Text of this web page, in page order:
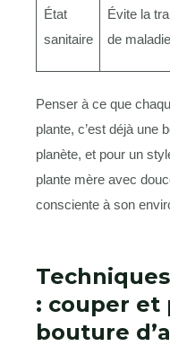
État
sanitaire
Évite la
de
Penser à ce que
plante, c’est déjà une
planète, et pour un
plante mère avec
consciente à son
: couper et
bouture